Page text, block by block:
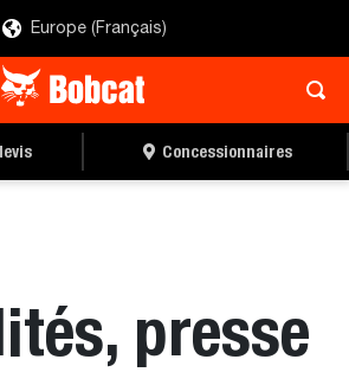
Europe (Français)
Concessionnaires
presse